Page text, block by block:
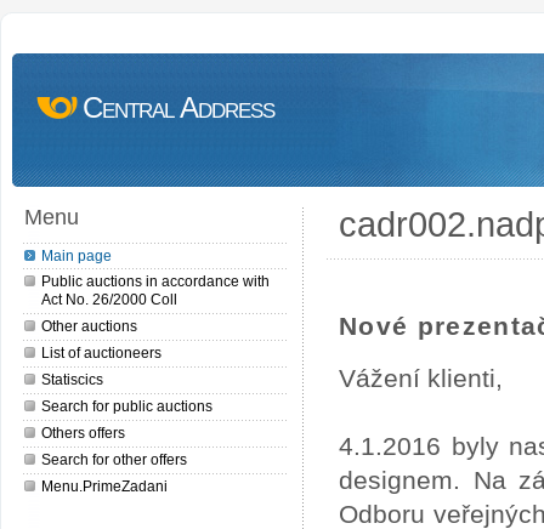
Central Address
Menu
Main page
Public auctions in accordance with
Act No. 26/2000 Coll
Other auctions
List of auctioneers
Statiscics
Search for public auctions
Others offers
Search for other offers
Menu.PrimeZadani
Nové
Vážení klienti,
4.1.2016 byly
designem. Na
Odboru